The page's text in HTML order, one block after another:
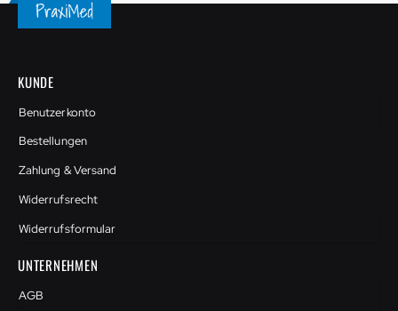
KUNDE
Benutzerkonto
Bestellungen
Zahlung & Versand
Widerrufsrecht
Widerrufsformular
UNTERNEHMEN
AGB